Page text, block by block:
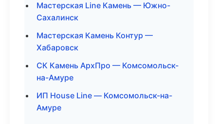
Мастерская Line Камень — Южно-
Сахалинск
Мастерская Камень Контур —
Хабаровск
СК Камень АрхПро — Комсомольск-
на-Амуре
ИП House Line — Комсомольск-на-
Амуре